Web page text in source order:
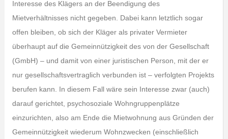
Interesse des Klägers an der Beendigung des
Mietverhältnisses nicht gegeben. Dabei kann letztlich sogar
offen bleiben, ob sich der Kläger als privater Vermieter
überhaupt auf die Gemeinnützigkeit des von der Gesellschaft
(GmbH) – und damit von einer juristischen Person, mit der er
nur gesellschaftsvertraglich verbunden ist – verfolgten Projekts
berufen kann. In diesem Fall wäre sein Interesse zwar (auch)
darauf gerichtet, psychosoziale Wohngruppenplätze
einzurichten, also am Ende die Mietwohnung aus Gründen der
Gemeinnützigkeit wiederum Wohnzwecken (einschließlich